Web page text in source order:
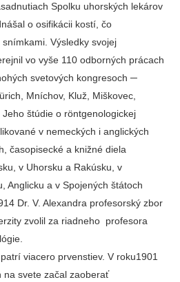
Spolku uhorských lekárov
o osifikácii kostí, čo
Výsledky svojej
vo vyše 110 odborných prácach
svetových kongresoch ─
Mníchov, Kluž, Miškovec,
štúdie o röntgenologickej
v nemeckých i anglických
časopisecké a knižné diela
v Uhorsku a Rakúsku, v
Anglicku a v Spojených štátoch
Dr. V. Alexandra profesorský zbor
zvolil za riadneho profesora
viacero prvenstiev. V roku1901
na svete začal zaoberať